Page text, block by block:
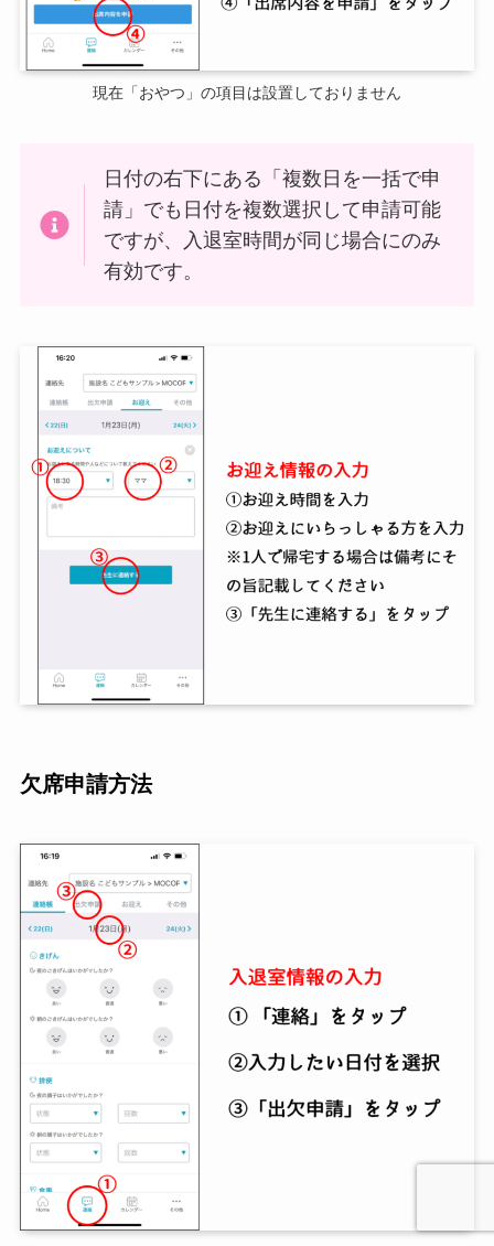
現在「おやつ」の項目は設置しておりません
日付の右下にある「複数日を一括で申
請」でも日付を複数選択して申請可能
ですが、入退室時間が同じ場合にのみ
有効です。
欠席申請方法